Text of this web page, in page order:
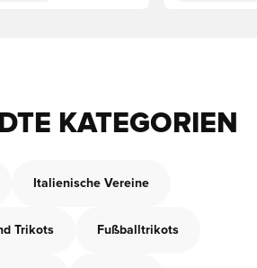
KATEGORIEN
Italienische Vereine
Trikots Fußballtrikots